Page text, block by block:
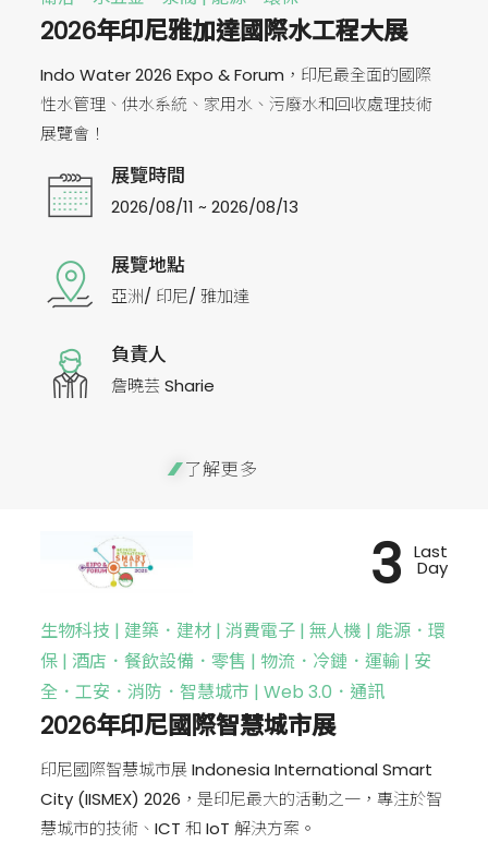
2026年印尼雅加達國際水工程大展
Indo Water 2026 Expo & Forum，印尼最全面的國際
性水管理、供水系統、家用水、污廢水和回收處理技術
展覽會！
展覽時間
2026/08/11 ~ 2026/08/13
展覽地點
亞洲/ 印尼/ 雅加達
負責人
詹曉芸 Sharie
了解更多
生物科技 | 建築．建材 | 消費電子 | 無人機 | 能源．環
保 | 酒店．餐飲設備．零售 | 物流．冷鏈．運輸 | 安
全．工安．消防．智慧城市 | Web 3.0．通訊
2026年印尼國際智慧城市展
印尼國際智慧城市展 Indonesia International Smart
City (IISMEX) 2026，是印尼最大的活動之一，專注於智
慧城市的技術、ICT 和 IoT 解決方案。
3 Last
Day